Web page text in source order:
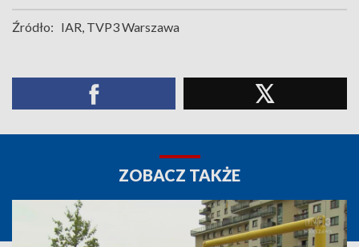
Źródło: IAR, TVP3 Warszawa
ZOBACZ TAKŻE